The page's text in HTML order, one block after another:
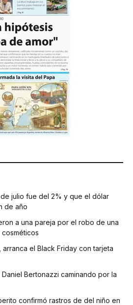
julio fue del 2% y que el dólar
de año
a una pareja por el robo de una
el Black Friday con tarjeta
Bertonazzi caminando por la
confirmó rastros de del niño en